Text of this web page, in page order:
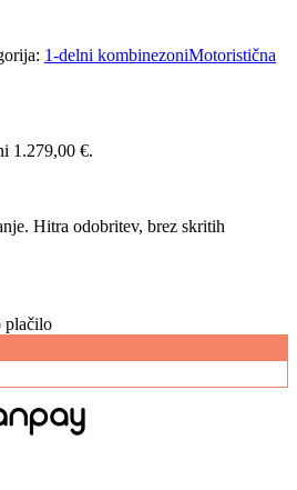
1-delni kombinezoniMotoristična
1.279,00 €.
Hitra odobritev, brez skritih
plačilo